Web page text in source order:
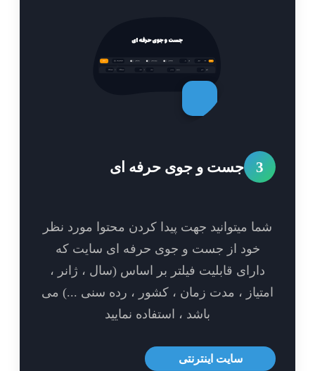
جست و جوی حرفه ای
میتوانید جهت پیدا کردن محتوا مورد نظر
خود از جست و جوی حرفه ای سایت که
دارای قابلیت فیلتر بر اساس (سال ، ژانر ،
، مدت زمان ، کشور ، رده سنی ...) می
باشد ، استفاده نمایید
سایت اینترنتی